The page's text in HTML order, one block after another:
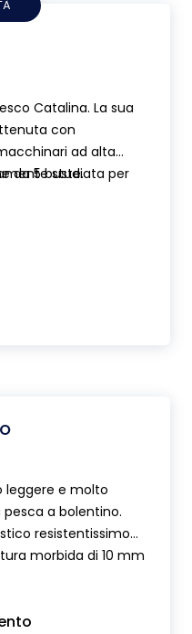
Catalina. La sua
con
ad alta
studiata per
completo di
da 5 buste.
e molto
a bolentino.
resistentissimo
morbida di 10 mm
in acciaio inox .
basculante.